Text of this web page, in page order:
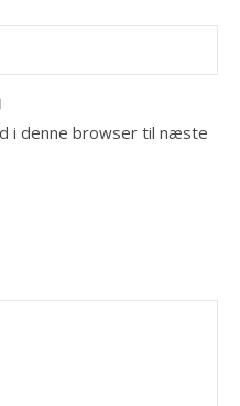
i denne browser til næste